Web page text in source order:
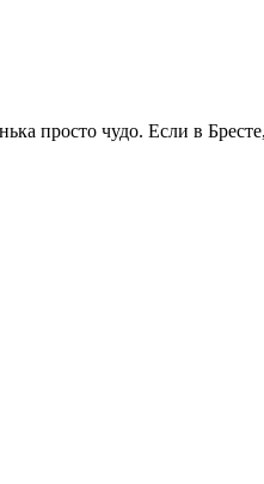
просто чудо. Если в